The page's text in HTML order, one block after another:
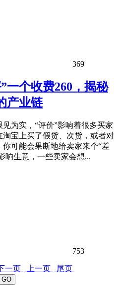
369
一个收费260，揭秘
产业链
为实，“评价”影响着很多买家
淘宝上买了假货、次货，或者对
可能会果断地给卖家来个“差
响生意，一些卖家会想...
753
一页 上一页 尾页